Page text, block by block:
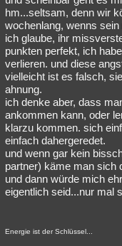
hm...seltsam, denn wir
wochenlang, wenns
ich glaube, ihr
punkten perfekt, ich
verlieren. und diese
vielleicht ist es falsch,
ahnung.
ich denke aber, dass
ankommen kann, oder
klarzu kommen. sich
einfach dahergeredet.
und wenn gar kein
partner) käme man sich
und dann würde mich
eigentlich seid...nur mal
Energie ist der Schlüssel...